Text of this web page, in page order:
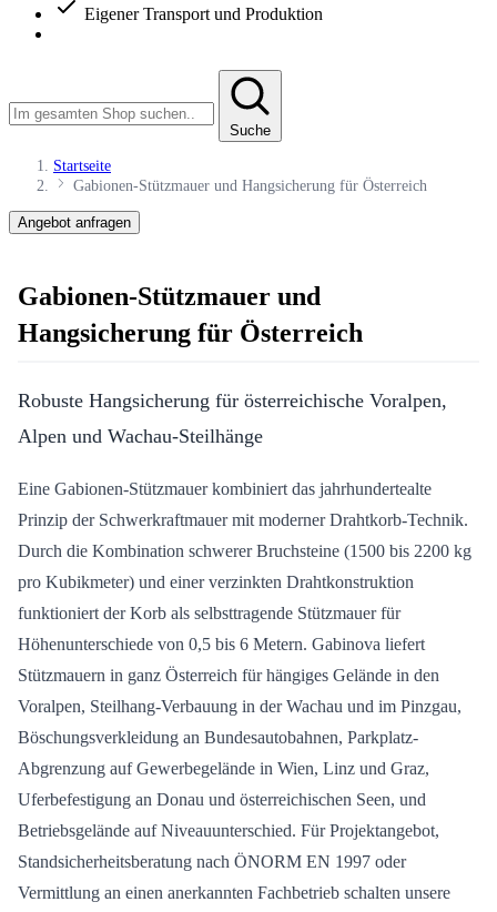
Eigener Transport und Produktion
Suche
Startseite
Gabionen-Stützmauer und Hangsicherung für Österreich
Angebot anfragen
Gabionen-Stützmauer und
Hangsicherung für Österreich
Robuste Hangsicherung für österreichische Voralpen,
Alpen und Wachau-Steilhänge
Eine Gabionen-Stützmauer kombiniert das jahrhundertealte
Prinzip der Schwerkraftmauer mit moderner Drahtkorb-Technik.
Durch die Kombination schwerer Bruchsteine (1500 bis 2200 kg
pro Kubikmeter) und einer verzinkten Drahtkonstruktion
funktioniert der Korb als selbsttragende Stützmauer für
Höhenunterschiede von 0,5 bis 6 Metern. Gabinova liefert
Stützmauern in ganz Österreich für hängiges Gelände in den
Voralpen, Steilhang-Verbauung in der Wachau und im Pinzgau,
Böschungsverkleidung an Bundesautobahnen, Parkplatz-
Abgrenzung auf Gewerbegelände in Wien, Linz und Graz,
Uferbefestigung an Donau und österreichischen Seen, und
Betriebsgelände auf Niveauunterschied. Für Projektangebot,
Standsicherheitsberatung nach ÖNORM EN 1997 oder
Vermittlung an einen anerkannten Fachbetrieb schalten unsere